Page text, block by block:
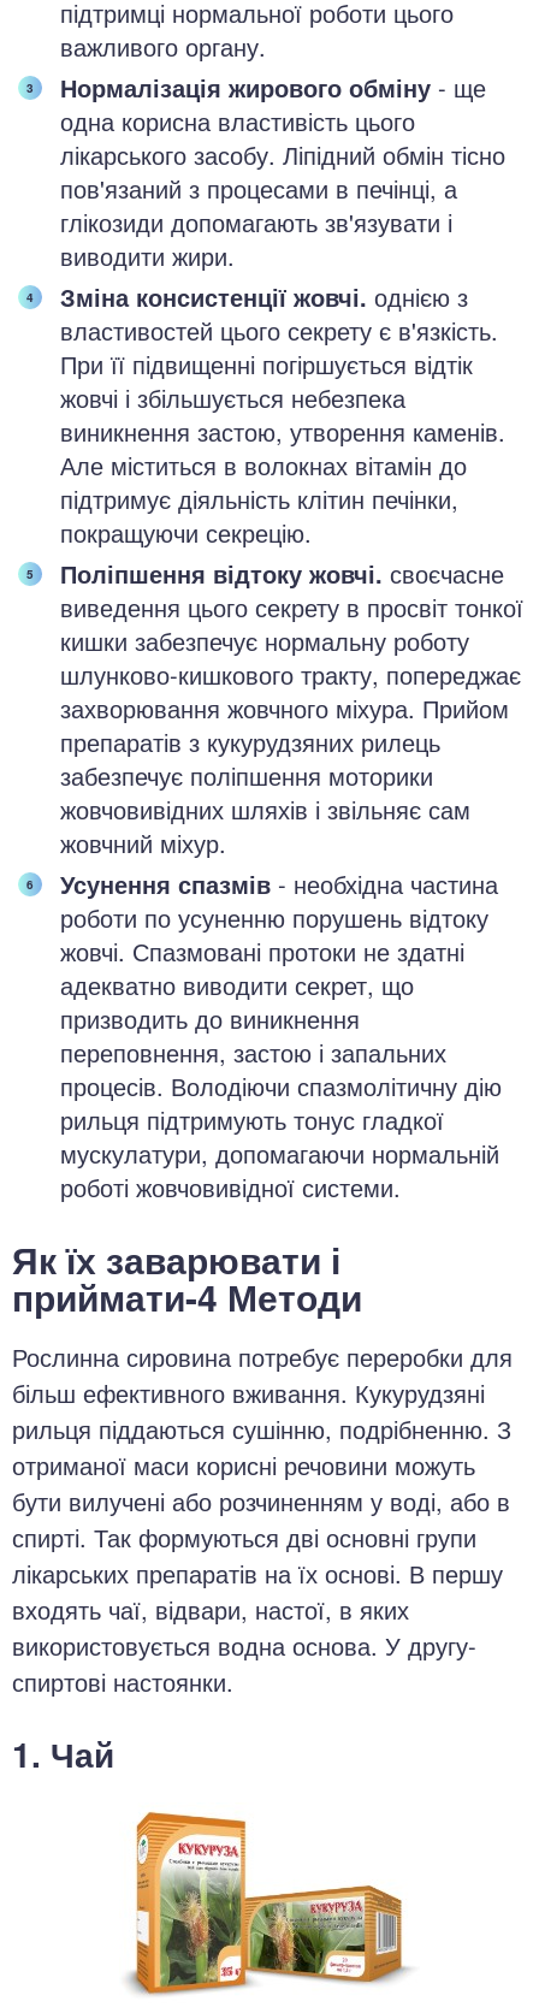
підтримці нормальної роботи цього
важливого органу.
Нормалізація жирового обміну - ще
одна корисна властивість цього
лікарського засобу. Ліпідний обмін тісно
пов'язаний з процесами в печінці, а
глікозиди допомагають зв'язувати і
виводити жири.
Зміна консистенції жовчі. однією з
властивостей цього секрету є в'язкість.
При її підвищенні погіршується відтік
жовчі і збільшується небезпека
виникнення застою, утворення каменів.
Але міститься в волокнах вітамін до
підтримує діяльність клітин печінки,
покращуючи секрецію.
Поліпшення відтоку жовчі. своєчасне
виведення цього секрету в просвіт тонкої
кишки забезпечує нормальну роботу
шлунково-кишкового тракту, попереджає
захворювання жовчного міхура. Прийом
препаратів з кукурудзяних рилець
забезпечує поліпшення моторики
жовчовивідних шляхів і звільняє сам
жовчний міхур.
Усунення спазмів - необхідна частина
роботи по усуненню порушень відтоку
жовчі. Спазмовані протоки не здатні
адекватно виводити секрет, що
призводить до виникнення
переповнення, застою і запальних
процесів. Володіючи спазмолітичну дію
рильця підтримують тонус гладкої
мускулатури, допомагаючи нормальній
роботі жовчовивідної системи.
Як їх заварювати і
приймати-4 Методи
Рослинна сировина потребує переробки для
більш ефективного вживання. Кукурудзяні
рильця піддаються сушінню, подрібненню. З
отриманої маси корисні речовини можуть
бути вилучені або розчиненням у воді, або в
спирті. Так формуються дві основні групи
лікарських препаратів на їх основі. В першу
входять чаї, відвари, настої, в яких
використовується водна основа. У другу-
спиртові настоянки.
1. Чай